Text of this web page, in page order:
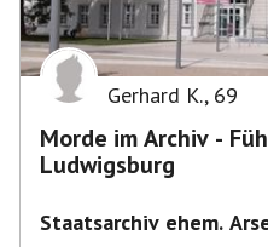
Gerhard K., 69
Morde im Archiv -
Ludwigsburg
Staatsarchiv ehem.